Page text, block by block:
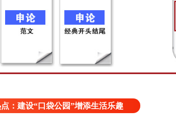
：建设“口袋公园”增添生活乐趣